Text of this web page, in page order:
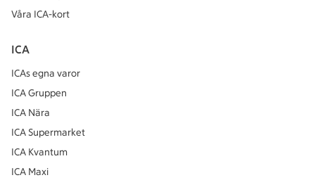
Våra ICA-kort
ICA
ICAs egna varor
ICA Gruppen
ICA Nära
ICA Supermarket
ICA Kvantum
ICA Maxi